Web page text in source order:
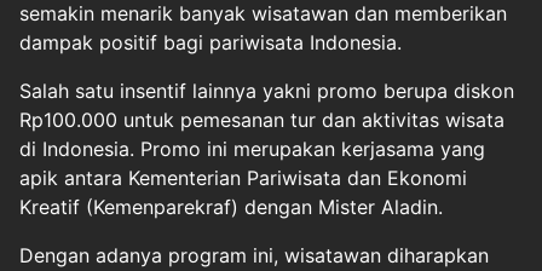
semakin menarik banyak wisatawan dan memberikan
dampak positif bagi pariwisata Indonesia.
Salah satu insentif lainnya yakni promo berupa diskon
Rp100.000 untuk pemesanan tur dan aktivitas wisata
di Indonesia. Promo ini merupakan kerjasama yang
apik antara Kementerian Pariwisata dan Ekonomi
Kreatif (Kemenparekraf) dengan Mister Aladin.
Dengan adanya program ini, wisatawan diharapkan